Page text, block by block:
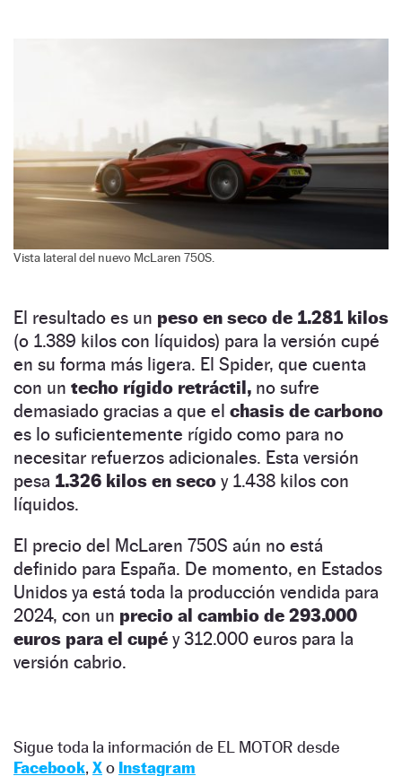
Vista lateral del nuevo McLaren 750S.
El resultado es un peso en seco de 1.281 kilos
(o 1.389 kilos con líquidos) para la versión cupé
en su forma más ligera. El Spider, que cuenta
con un techo rígido retráctil, no sufre
demasiado gracias a que el chasis de carbono
es lo suficientemente rígido como para no
necesitar refuerzos adicionales. Esta versión
pesa 1.326 kilos en seco y 1.438 kilos con
líquidos.
El precio del McLaren 750S aún no está
definido para España. De momento, en Estados
Unidos ya está toda la producción vendida para
2024, con un precio al cambio de 293.000
euros para el cupé y 312.000 euros para la
versión cabrio.
Sigue toda la información de EL MOTOR desde
Facebook, Xo Instagram